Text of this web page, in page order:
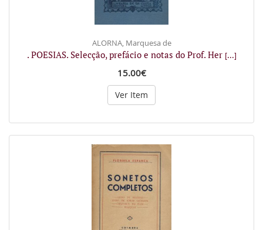
ALORNA, Marquesa de
. POESIAS. Selecção, prefácio e notas do Prof. Her [...]
15.00€
Ver Item